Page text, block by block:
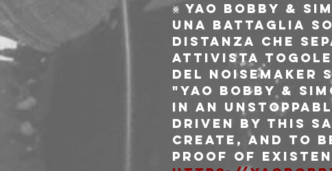
⨳ YAO BOBBY &
una battaglia
distanza che
attivista
del noisemaker
"Yao Bobby &
in an
driven by this
create, and to
proof of